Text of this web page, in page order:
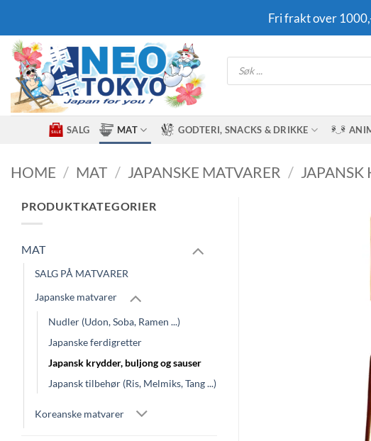
content
Fri frakt over
Products
search
SALG MAT GODTERI, SNACKS & DRIKKE
HOME / MAT / JAPANSKE MATVARER / JAPANSK
PRODUKTKATEGORIER
MAT
SALG PÅ MATVARER
Japanske matvarer
Nudler (Udon, Soba, Ramen ...)
Japanske ferdigretter
Japansk krydder, buljong og sauser
Japansk tilbehør (Ris, Melmiks, Tang ...)
Koreanske matvarer